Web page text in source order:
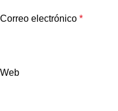
Correo electrónico *
Web